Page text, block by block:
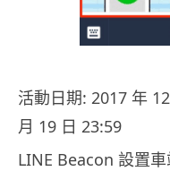
活動日期: 2017 年
月 19 日 23:59
LINE Beacon 設置